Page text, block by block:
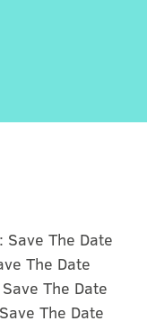
The Date
The Date
The Date
The Date